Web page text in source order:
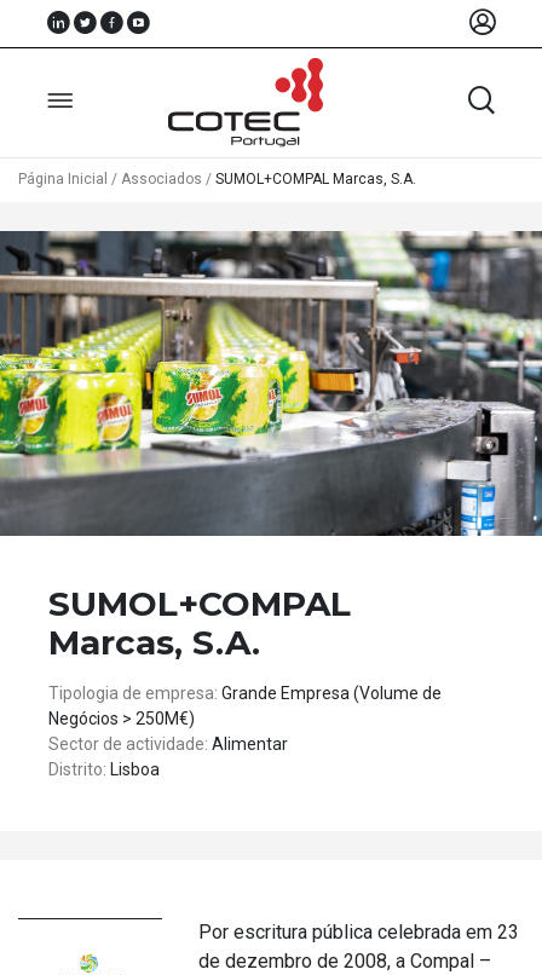
Sobre
Nós
Associados
Recursos
Notícias
Eventos
Página Inicial / Associados / SUMOL+COMPAL Marcas, S.A.
SUMOL+COMPAL
Marcas, S.A.
Tipologia de empresa: Grande Empresa (Volume de
Negócios > 250M€)
Sector de actividade: Alimentar
Distrito: Lisboa
Por escritura pública celebrada em 23
de dezembro de 2008, a Compal –